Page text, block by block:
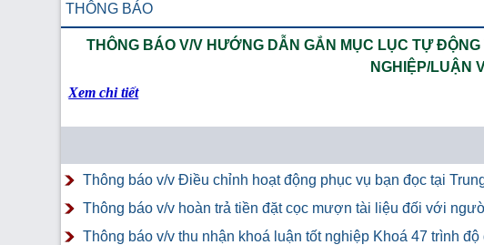
THÔNG BÁO
THÔNG BÁO V/V HƯỚNG DẪN GẮN MỤC LỤC TỰ
NGHIỆP/LUẬN
Xem chi tiết
Thông báo v/v Điều chỉnh hoạt động phục vụ bạn đọc tại
Thông báo v/v hoàn trả tiền đặt cọc mượn tài liệu đối với
Thông báo v/v thu nhận khoá luận tốt nghiệp Khoá 47 trình